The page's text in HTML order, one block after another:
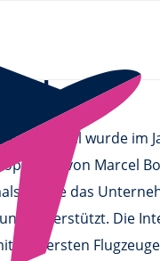
Aeropostal wurde im
von Marcel
wurde das
Unterstützt. Die
den ersten